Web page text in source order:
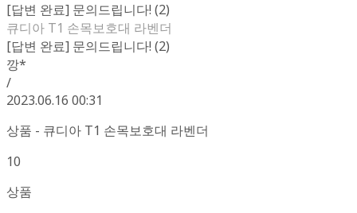
[답변 완료] 문의드립니다! (2)
큐디아 T1 손목보호대 라벤더
[답변 완료] 문의드립니다! (2)
깡*
/
2023.06.16 00:31
상품 - 큐디아 T1 손목보호대 라벤더
10
상품